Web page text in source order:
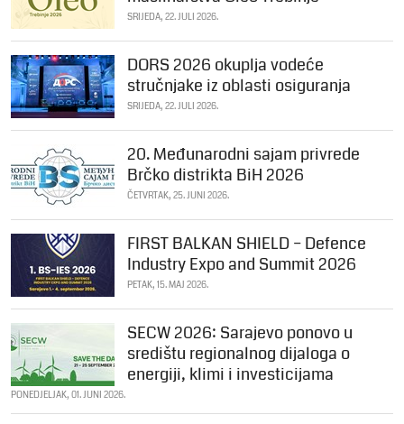
SRIJEDA, 22. JULI 2026.
DORS 2026 okuplja vodeće
stručnjake iz oblasti osiguranja
SRIJEDA, 22. JULI 2026.
20. Međunarodni sajam privrede
Brčko distrikta BiH 2026
ČETVRTAK, 25. JUNI 2026.
FIRST BALKAN SHIELD – Defence
Industry Expo and Summit 2026
PETAK, 15. MAJ 2026.
SECW 2026: Sarajevo ponovo u
središtu regionalnog dijaloga o
energiji, klimi i investicijama
PONEDJELJAK, 01. JUNI 2026.